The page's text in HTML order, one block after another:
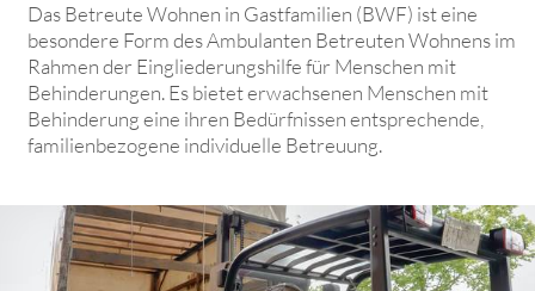
Das Betreute Wohnen in Gastfamilien (BWF) ist eine
besondere Form des Ambulanten Betreuten Wohnens im
Rahmen der Eingliederungshilfe für Menschen mit
Behinderungen. Es bietet erwachsenen Menschen mit
Behinderung eine ihren Bedürfnissen entsprechende,
familienbezogene individuelle Betreuung.